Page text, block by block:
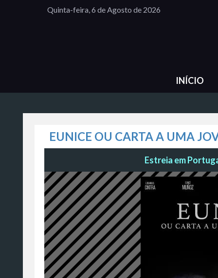
Quinta-feira, 6 de Agosto de 2026
INÍCIO
EUNICE OU CARTA A UMA
Estreia em